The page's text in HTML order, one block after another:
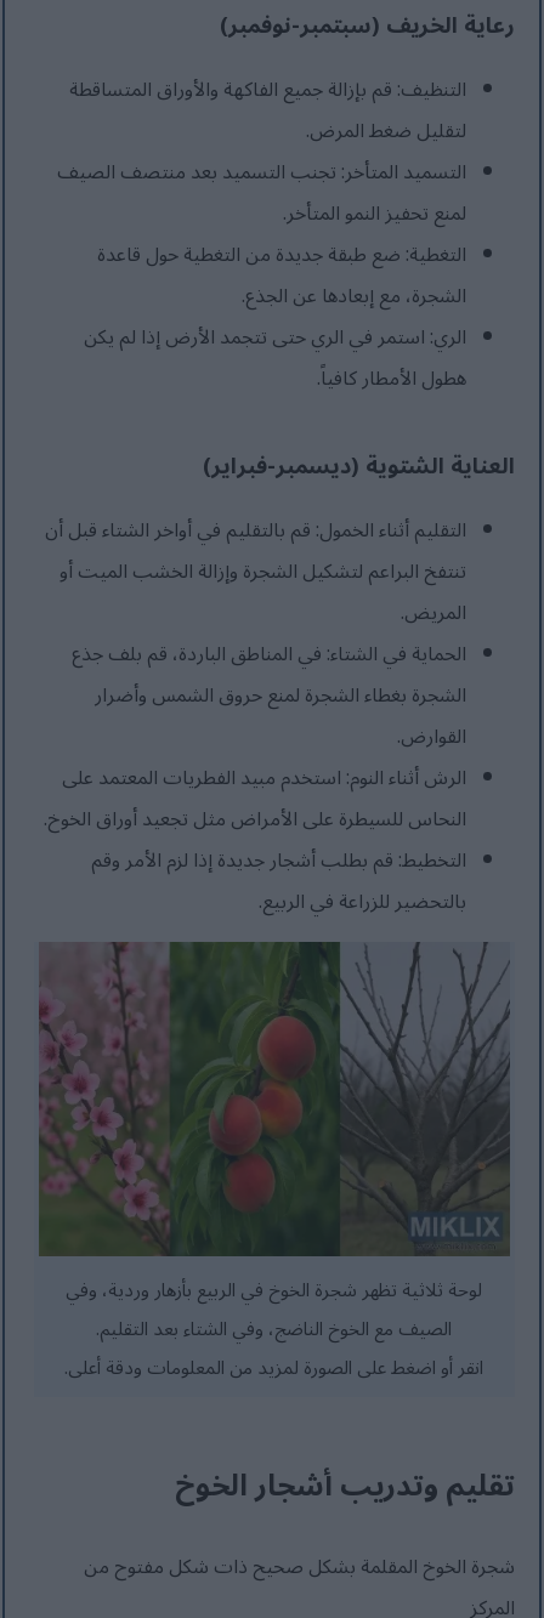
رعاية الخريف (سبتمبر-نوفمبر)
التنظيف: قم بإزالة جميع الفاكهة والأوراق المتساقطة
لتقليل ضغط المرض.
التسميد المتأخر: تجنب التسميد بعد منتصف الصيف
لمنع تحفيز النمو المتأخر.
التغطية: ضع طبقة جديدة من التغطية حول قاعدة
الشجرة، مع إبعادها عن الجذع.
الري: استمر في الري حتى تتجمد الأرض إذا لم يكن
هطول الأمطار كافياً.
العناية الشتوية (ديسمبر-فبراير)
التقليم أثناء الخمول: قم بالتقليم في أواخر الشتاء قبل أن
تنتفخ البراعم لتشكيل الشجرة وإزالة الخشب الميت أو
المريض.
الحماية في الشتاء: في المناطق الباردة، قم بلف جذع
الشجرة بغطاء الشجرة لمنع حروق الشمس وأضرار
القوارض.
الرش أثناء النوم: استخدم مبيد الفطريات المعتمد على
النحاس للسيطرة على الأمراض مثل تجعيد أوراق الخوخ.
التخطيط: قم بطلب أشجار جديدة إذا لزم الأمر وقم
بالتحضير للزراعة في الربيع.
لوحة ثلاثية تظهر شجرة الخوخ في الربيع بأزهار وردية، وفي
الصيف مع الخوخ الناضج، وفي الشتاء بعد التقليم.
انقر أو اضغط على الصورة لمزيد من المعلومات ودقة أعلى.
تقليم وتدريب أشجار الخوخ
شجرة الخوخ المقلمة بشكل صحيح ذات شكل مفتوح من
المركز